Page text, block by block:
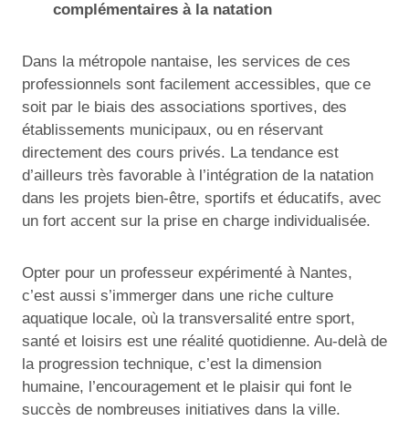
complémentaires à la natation
Dans la métropole nantaise, les services de ces
professionnels sont facilement accessibles, que ce
soit par le biais des associations sportives, des
établissements municipaux, ou en réservant
directement des cours privés. La tendance est
d’ailleurs très favorable à l’intégration de la natation
dans les projets bien-être, sportifs et éducatifs, avec
un fort accent sur la prise en charge individualisée.
Opter pour un professeur expérimenté à Nantes,
c’est aussi s’immerger dans une riche culture
aquatique locale, où la transversalité entre sport,
santé et loisirs est une réalité quotidienne. Au-delà de
la progression technique, c’est la dimension
humaine, l’encouragement et le plaisir qui font le
succès de nombreuses initiatives dans la ville.